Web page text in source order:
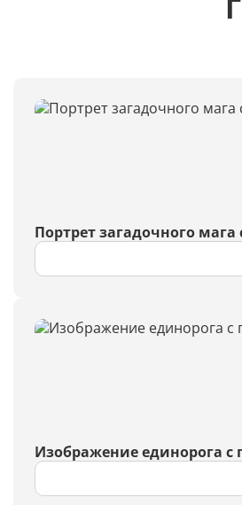
Портрет загадочного
Изображение единорога